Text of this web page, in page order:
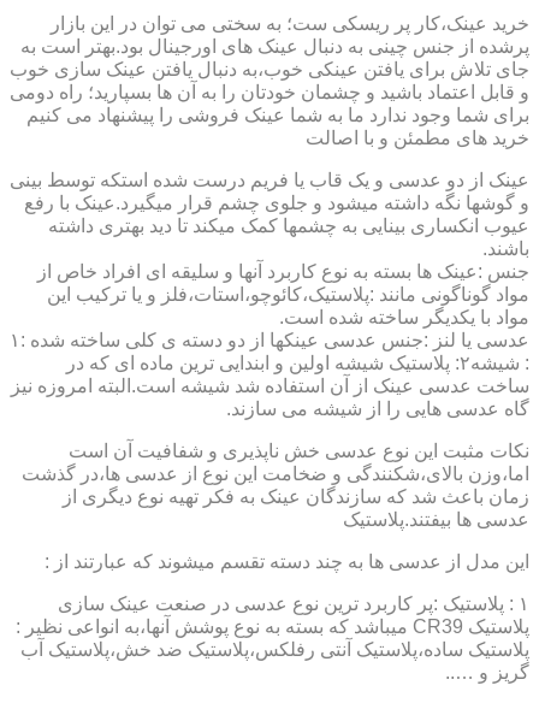
خرید عینک،کار پر ریسکی ست؛ به سختی می توان در این بازار
پرشده از جنس چینی به دنبال عینک های اورجینال بود.بهتر است به
جای تلاش برای یافتن عینکی خوب،به دنبال یافتن عینک سازی خوب
و قابل اعتماد باشید و چشمان خودتان را به آن ها بسپارید؛ راه دومی
برای شما وجود ندارد ما به شما عینک فروشی را پیشنهاد می کنیم
خرید های مطمئن و با اصالت
عینک از دو عدسی و یک قاب یا فریم درست شده استکه توسط بینی
و گوشها نگه داشته میشود و جلوی چشم قرار میگیرد.عینک با رفع
عیوب انکساری بینایی به چشمها کمک میکند تا دید بهتری داشته
باشند.
جنس :عینک ها بسته به نوع کاربرد آنها و سلیقه ای افراد خاص از
مواد گوناگونی مانند :پلاستیک،کائوچو،استات،فلز و یا ترکیب این
مواد با یکدیگر ساخته شده است.
عدسی یا لنز :جنس عدسی عینکها از دو دسته ی کلی ساخته شده :۱
: شیشه۲: پلاستیک شیشه اولین و ابندایی ترین ماده ای که در
ساخت عدسی عینک از آن استفاده شد شیشه است.البته امروزه نیز
گاه عدسی هایی را از شیشه می سازند.
نکات مثبت این نوع عدسی خش ناپذیری و شفافیت آن است
اما،وزن بالای،شکنندگی و ضخامت این نوع از عدسی ها،در گذشت
زمان باعث شد که سازندگان عینک به فکر تهیه نوع دیگری از
عدسی ها بیفتند.پلاستیک
این مدل از عدسی ها به چند دسته تقسم میشوند که عبارتند از :
۱ : پلاستیک :پر کاربرد ترین نوع عدسی در صنعت عینک سازی
پلاستیک CR39 میباشد که بسته به نوع پوشش آنها،به انواعی نظیر :
پلاستیک ساده،پلاستیک آنتی رفلکس،پلاستیک ضد خش،پلاستیک آب
گریز و …..